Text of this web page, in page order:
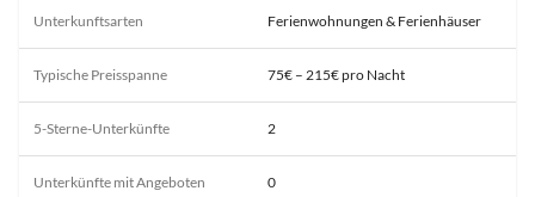
Unterkunftsarten Ferienwohnungen & Ferienhäuser
Typische Preisspanne 75€ – 215€ pro Nacht
5-Sterne-Unterkünfte 2
Unterkünfte mit Angeboten 0